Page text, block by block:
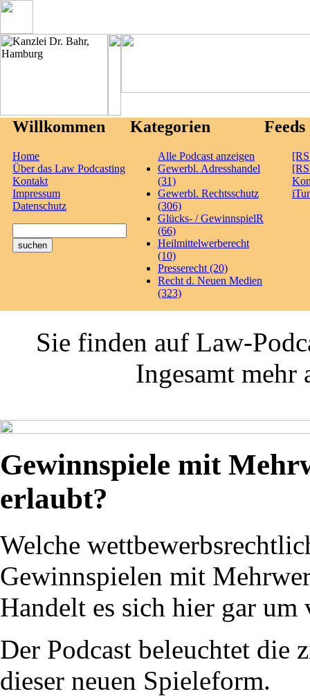
Willkommen
Home
Über das Law Podcasting
Kontakt
Impressum
Datenschutz
Kategorien
Alle Podcast anzeigen
Gewerbl. Adresshandel
(31)
Gewerbl. Rechtsschutz
(306)
Glücks- / GewinnspielR
(66)
Heilmittelwerberecht
(10)
Presserecht (20)
Recht d. Neuen Medien
(323)
Feeds
Sie finden auf Law-
Ingesamt mehr
Gewinnspiele mit
erlaubt?
Welche
Gewinnspielen mit
Handelt es sich hier gar um
Der Podcast beleuchtet die
dieser neuen Spieleform.